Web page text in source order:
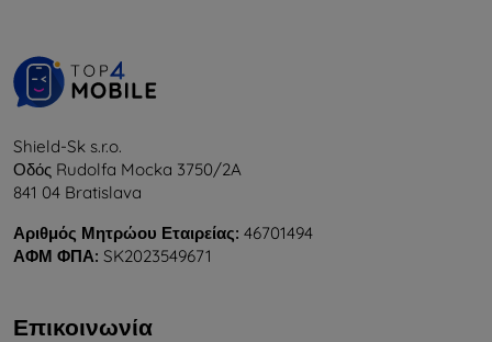
Shield-Sk s.r.o.
Οδός Rudolfa Mocka 3750/2A
841 04 Bratislava
Αριθμός Μητρώου Εταιρείας: 46701494
ΑΦΜ ΦΠΑ: SK2023549671
Επικοινωνία